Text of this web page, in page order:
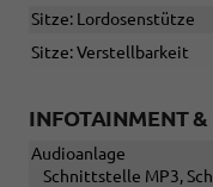
Sitze: Lordosenstütze
Sitze: Verstellbarkeit
INFOTAINMENT
Audioanlage
Schnittstelle MP3,